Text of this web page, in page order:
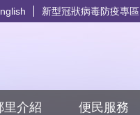
新型冠狀病毒防疫專區
里介紹 便民服務